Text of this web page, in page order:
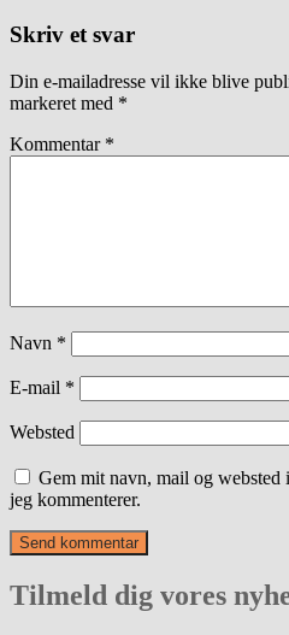
Skriv et svar
Din e-mailadresse vil ikke blive
markeret med *
Kommentar *
Navn *
E-mail *
Websted
Gem mit navn, mail og
jeg kommenterer.
Tilmeld dig vores